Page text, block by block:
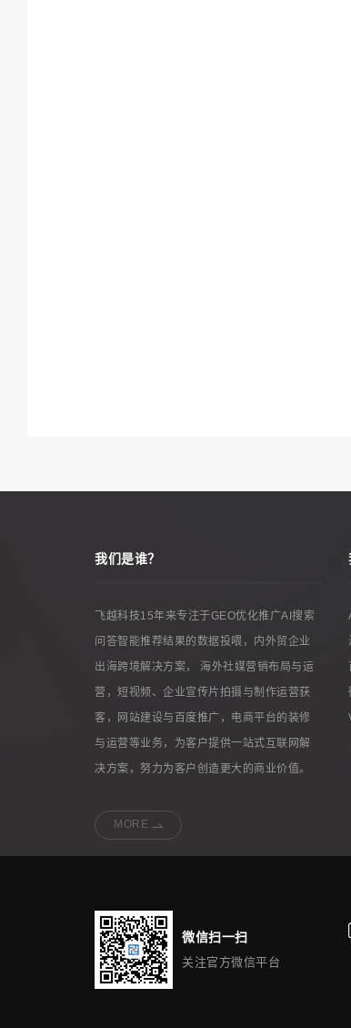
我们是谁？
飞越科技15年来专注于GEO优化推广AI搜索
问答智能推荐结果的数据投喂，内外贸企业
出海跨境解决方案， 海外社媒营销布局与运
营，短视频、企业宣传片拍摄与制作运营获
客，网站建设与百度推广，电商平台的装修
与运营等业务，为客户提供一站式互联网解
决方案，努力为客户创造更大的商业价值。
MORE
微信扫一扫
关注官方微信平台